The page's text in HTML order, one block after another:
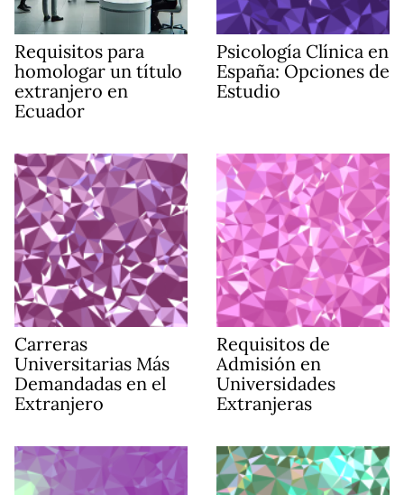
Requisitos para
homologar un título
extranjero en
Ecuador
Psicología Clínica en
España: Opciones de
Estudio
Carreras
Universitarias Más
Demandadas en el
Extranjero
Requisitos de
Admisión en
Universidades
Extranjeras